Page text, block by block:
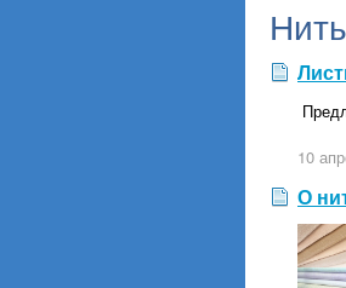
Нить
10
О